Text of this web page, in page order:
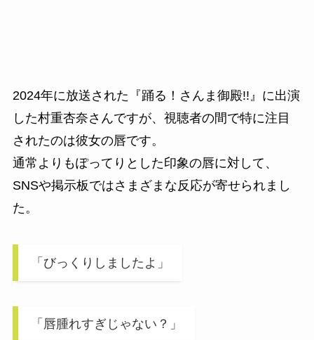
2024年に放送された『踊る！さんま御殿!!』に出演
した村重杏奈さんですが、視聴者の間で特に注目
されたのは彼女の唇です。
通常よりもぽってりとした印象の唇に対して、
SNSや掲示板ではさまざまな反応が寄せられまし
た。
「びっくりしましたよ」
「唇腫れすぎじゃない？」